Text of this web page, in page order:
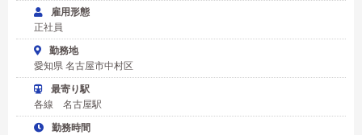
雇用形態
正社員
勤務地
愛知県 名古屋市中村区
最寄り駅
各線 名古屋駅
勤務時間